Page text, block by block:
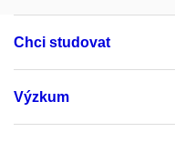
Chci studovat
Výzkum